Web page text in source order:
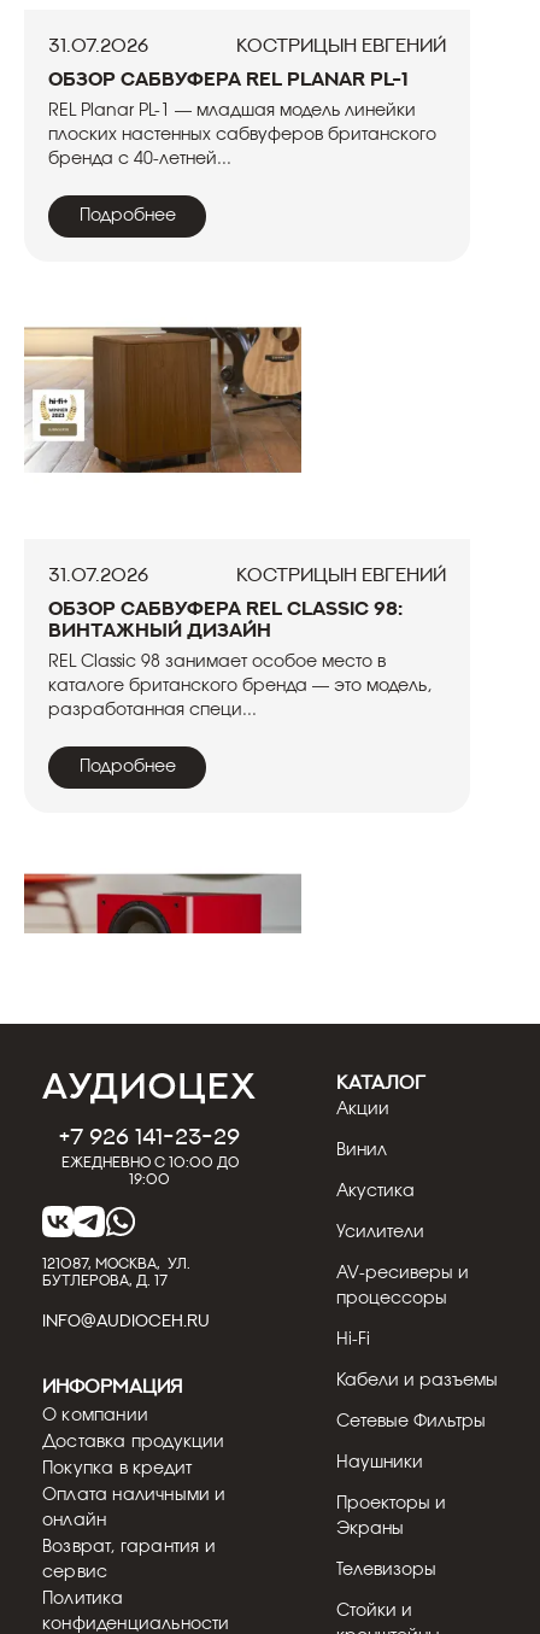
31.07.2026
Кострицын Евгений
Обзор сабвуфера REL Planar PL-1
REL Planar PL-1 — младшая модель линейки
плоских настенных сабвуферов британского
бренда с 40-летней...
Подробнее
31.07.2026
Кострицын Евгений
Обзор сабвуфера REL Classic 98:
винтажный дизайн
REL Classic 98 занимает особое место в
каталоге британского бренда — это модель,
разработанная специ...
Подробнее
31.07.2026
Кострицын Евгений
Обзор сабвуфера REL T/9x: пик
возможностей серии T/x
REL T/9x — это пик того, на что способна
серия T/x британского бренда. Если для
кинотеатра или музык...
Подробнее
+7 926 141-23-29
Ежедневно с 10:00 до
19:00
121087, МОСКВА, УЛ.
БУТЛЕРОВА, Д. 17
INFO@AUDIOCEH.RU
КАТАЛОГ
Акции
Винил
Акустика
Усилители
AV-ресиверы и
процессоры
Hi-Fi
Кабели и разъемы
Сетевые Фильтры
Наушники
Проекторы и
Экраны
Телевизоры
Стойки и
Информация
О компании
Доставка продукции
Покупка в кредит
Оплата наличными и
онлайн
Возврат, гарантия и
сервис
Политика
конфиденциальности